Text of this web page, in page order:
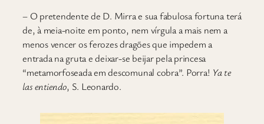
– O pretendente de D. Mirra e sua fabulosa fortuna terá
de, à meia-noite em ponto, nem vírgula a mais nem a
menos vencer os ferozes dragões que impedem a
entrada na gruta e deixar-se beijar pela princesa
“metamorfoseada em descomunal cobra”. Porra! Ya te
las entiendo, S. Leonardo.